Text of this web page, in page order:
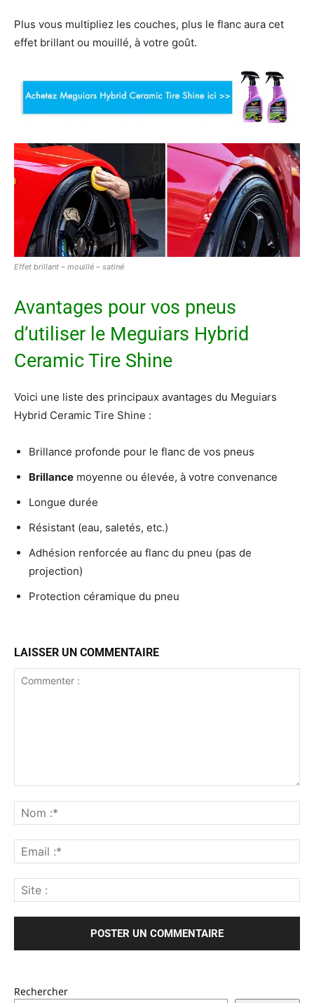
Plus vous multipliez les couches, plus le flanc aura cet
effet brillant ou mouillé, à votre goût.
Effet brillant – mouillé – satiné
Avantages pour vos pneus
d’utiliser le Meguiars Hybrid
Ceramic Tire Shine
Voici une liste des principaux avantages du Meguiars
Hybrid Ceramic Tire Shine :
Brillance profonde pour le flanc de vos pneus
Brillance moyenne ou élevée, à votre convenance
Longue durée
Résistant (eau, saletés, etc.)
Adhésion renforcée au flanc du pneu (pas de
projection)
Protection céramique du pneu
LAISSER UN COMMENTAIRE
Rechercher